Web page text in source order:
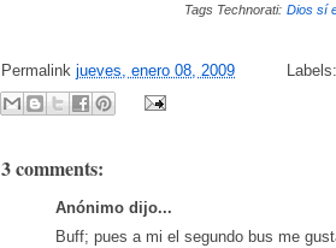
Tags Technorati: Dios sí
Permalink jueves, enero 08, 2009 Labels:
3 comments:
Anónimo dijo...
Buff; pues a mi el segundo bus me